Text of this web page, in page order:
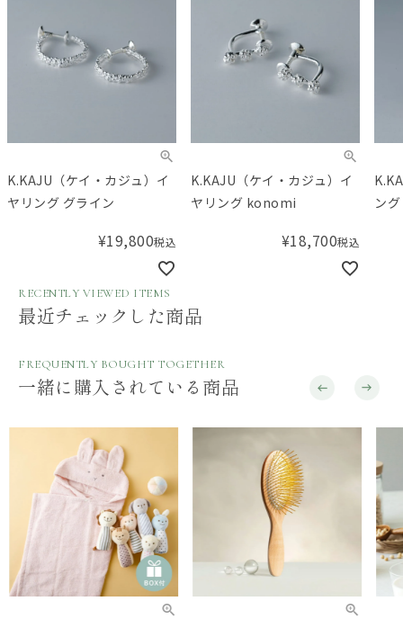
K.KAJU（ケイ・カジュ）イ
ヤリング グライン
¥19,800税込
K.KAJU（ケイ・カジュ）イ
ヤリング konomi
¥18,700税込
ン
RECENTLY VIEWED ITEMS
最近チェックした商品
FREQUENTLY BOUGHT TOGETHER
一緒に購入されている商品